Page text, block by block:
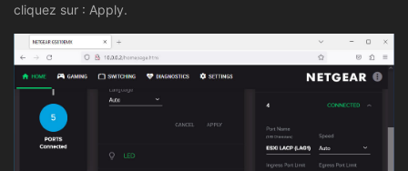
cliquez sur : Apply.